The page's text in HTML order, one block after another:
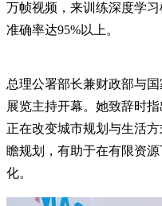
万帧视频，来训练深度学
准确率达95%以上。
总理公署部长兼财政部与
展览主持开幕。她致辞时
正在改变城市规划与生活
瞻规划，有助于在有限资
化。